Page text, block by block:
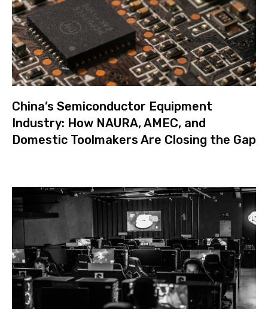
China’s Semiconductor Equipment
Industry: How NAURA, AMEC, and
Domestic Toolmakers Are Closing the Gap